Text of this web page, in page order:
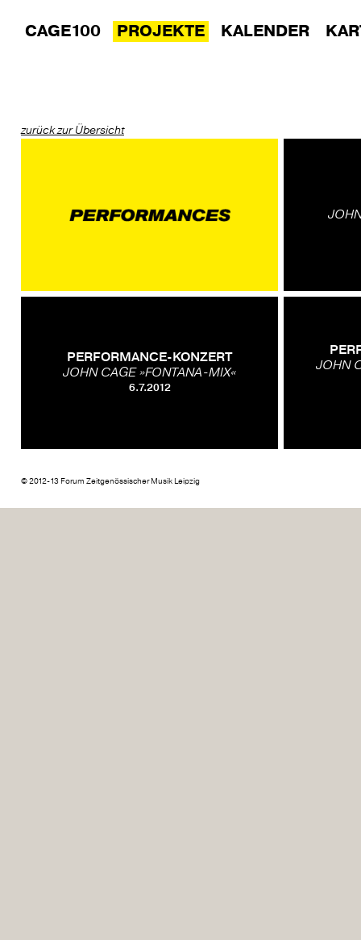
CAGE100 PROJEKTE KALENDER
zurück zur Übersicht
PERFORMANCE-KONZERT
JOHN CAGE »FONTANA-MIX«
6.7.2012
JOHN
© 2012-13 Forum Zeitgenössischer Musik Leipzig